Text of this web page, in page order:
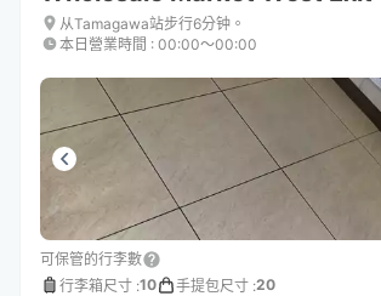
从Tamagawa站步行6分钟。
本日營業時間 : 00:00〜00:00
可保管的行李數
行李箱尺寸 :10 手提包尺寸 :20